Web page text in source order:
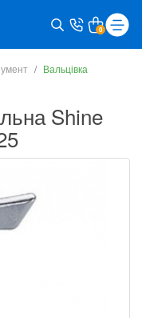
0
Вальцівка
Shine